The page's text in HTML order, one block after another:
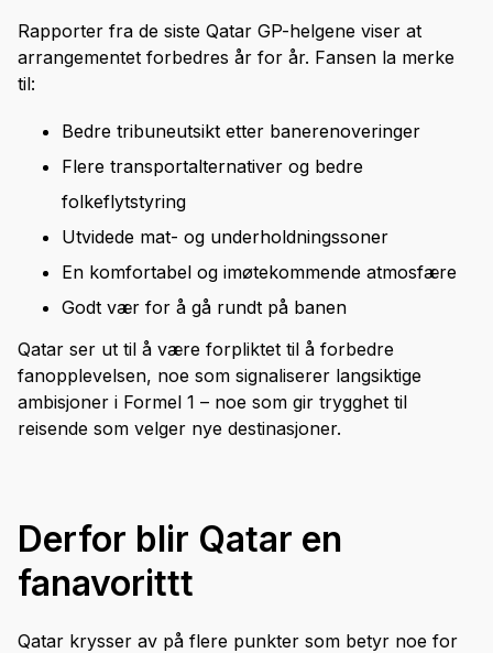
Rapporter fra de siste Qatar GP-helgene viser at
arrangementet forbedres år for år. Fansen la merke
til:
Bedre tribuneutsikt etter banerenoveringer
Flere transportalternativer og bedre
folkeflytstyring
Utvidede mat- og underholdningssoner
En komfortabel og imøtekommende atmosfære
Godt vær for å gå rundt på banen
Qatar ser ut til å være forpliktet til å forbedre
fanopplevelsen, noe som signaliserer langsiktige
ambisjoner i Formel 1 – noe som gir trygghet til
reisende som velger nye destinasjoner.
Derfor blir Qatar en
fanavorittt
Qatar krysser av på flere punkter som betyr noe for